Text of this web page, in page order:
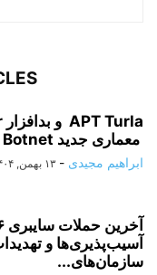
معماری جدید P2P Botnet و...
ابراهیم مجیدی - ۱۳ بهمن, ۱۴۰۴
آسیب‌پذیری‌ها و
سازمان‌های...